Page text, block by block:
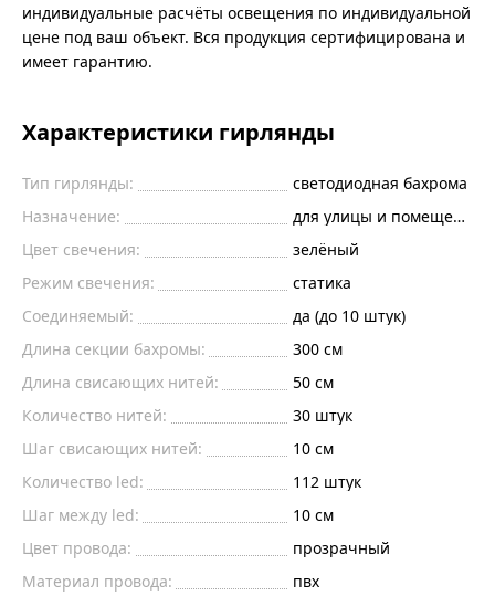
индивидуальные расчёты освещения по индивидуальной
цене под ваш объект. Вся продукция сертифицирована и
имеет гарантию.
Характеристики гирлянды
Тип гирлянды:
светодиодная бахрома
Назначение:
для улицы и помещений
Цвет свечения:
зелёный
Режим свечения:
статика
Соединяемый:
да (до 10 штук)
Длина секции бахромы:
300 см
Длина свисающих нитей:
50 см
Количество нитей:
30 штук
Шаг свисающих нитей:
10 см
Количество led:
112 штук
Шаг между led:
10 см
Цвет провода:
прозрачный
Материал провода:
пвх